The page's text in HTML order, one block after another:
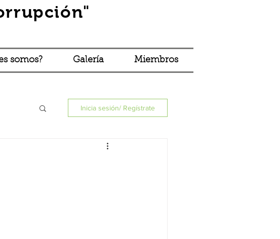
somos? Galería Miembros
Inicia sesión/ Regístrate